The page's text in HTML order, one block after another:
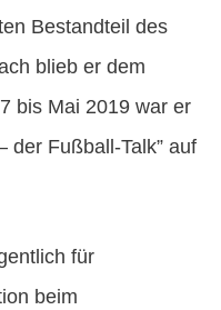
Bestandteil des
blieb er dem
bis Mai 2019 war er
der Fußball-Talk” auf
für
beim